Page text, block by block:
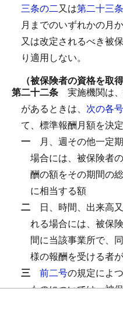
三条の二又は第二十三
月までのいずれかの月
又は改定されるべき被
り適用しない。
（被保険者の資格を取
第二十二条
実施機関は
があるときは、 次の各号
て、標準報酬月額を決定
一
月、週その他一定
場合には、被保険者
酬の額をその期間の
に相当する額
二
日、時間、出来高
れる場合には、被保
間に当該事業所で、
様の報酬を受ける者
三
前二号の規定によ
ものについては、被
月間に、その地方で